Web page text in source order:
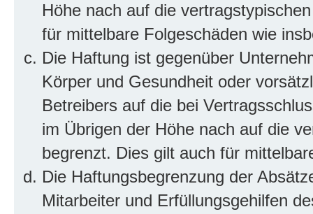
Höhe nach auf die
für mittelbare Folgeschäden wie
Die Haftung ist gegenüber
Körper und Gesundheit oder
Betreibers auf die bei
im Übrigen der Höhe nach auf die
begrenzt. Dies gilt auch für
Die Haftungsbegrenzung der
Mitarbeiter und Erfüllungsgehilfen